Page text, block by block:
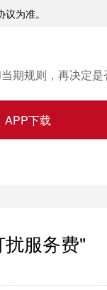
为准。
期规则，再决定是
APP下载
服务费"